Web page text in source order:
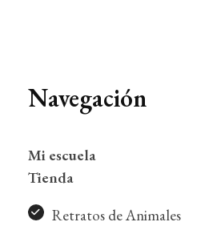
Navegación
Mi escuela
Tienda
Retratos de Animales